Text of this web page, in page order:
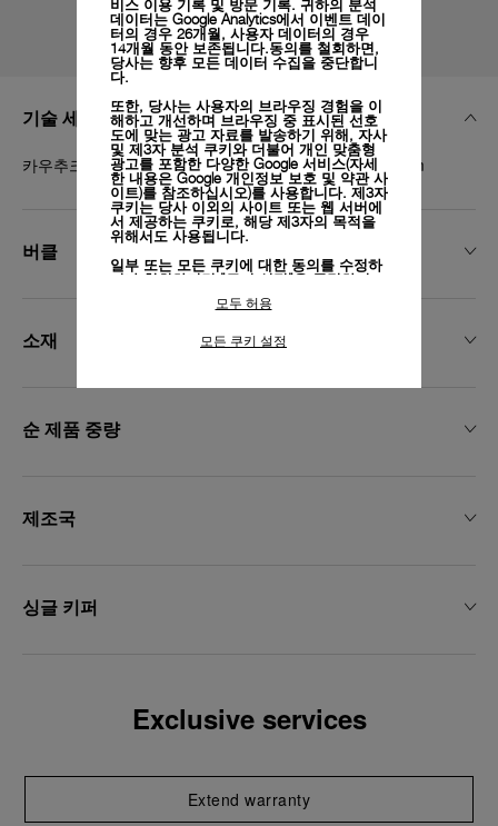
기술 세부 정보
카우추크 블랙, XS, 22/20, BA, PAM Click Release System
버클
소재
순 제품 중량
제조국
싱글 키퍼
Exclusive services
Extend warranty
비스 이용 기록 및 방문 기록. 귀하의 분석
데이터는 Google Analytics에서 이벤트 데이
터의 경우 26개월, 사용자 데이터의 경우
14개월 동안 보존됩니다.동의를 철회하면,
당사는 향후 모든 데이터 수집을 중단합니
다.
또한, 당사는 사용자의 브라우징 경험을 이
해하고 개선하며 브라우징 중 표시된 선호
도에 맞는 광고 자료를 발송하기 위해, 자사
및 제3자 분석 쿠키와 더불어 개인 맞춤형
광고를 포함한 다양한 Google 서비스(자세
한 내용은 Google 개인정보 보호 및 약관 사
이트)를 참조하십시오)를 사용합니다. 제3자
쿠키는 당사 이외의 사이트 또는 웹 서버에
서 제공하는 쿠키로, 해당 제3자의 목적을
위해서도 사용됩니다.
일부 또는 모든 쿠키에 대한 동의를 수정하
거나 철회하려면 "쿠키 설정"을 클릭하거
수집하는 정보" 섹션을 참조하여 자세히 알
모든 쿠키의 사용에 동의하시려면 "모두 허
모두 허용
모든 쿠키 설정